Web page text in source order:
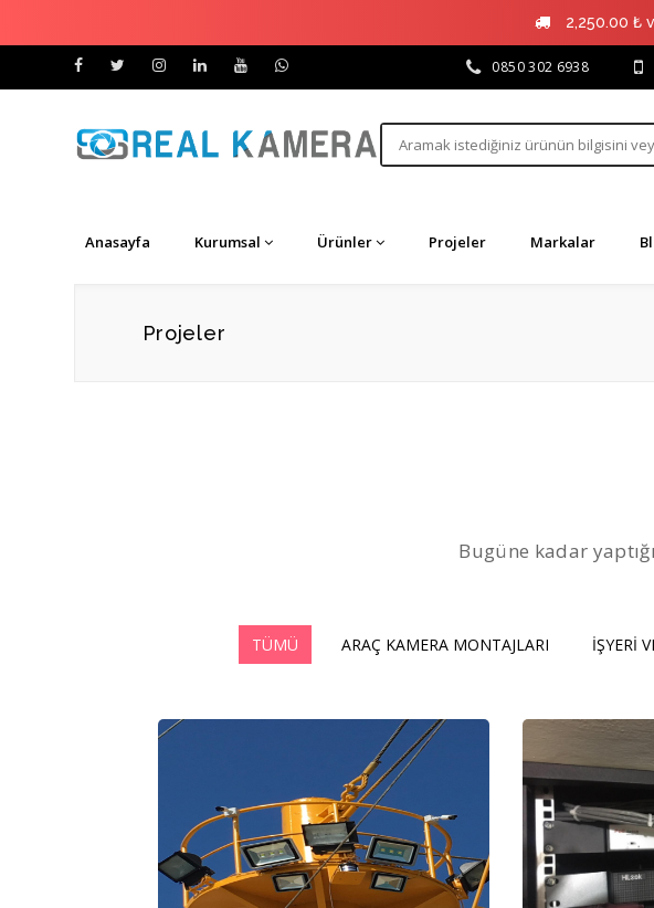
2,250.00 ₺
0850 302 6938
Anasayfa Kurumsal Ürünler Projeler Markalar
Projeler
Bugüne kadar
TÜMÜ ARAÇ KAMERA MONTAJLARI İŞYERİ